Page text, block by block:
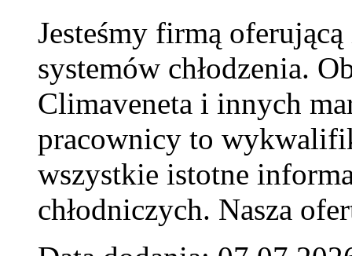
Jesteśmy firmą
systemów chłodzenia.
Climaveneta i innych
pracownicy to
wszystkie istotne
chłodniczych. Nasza